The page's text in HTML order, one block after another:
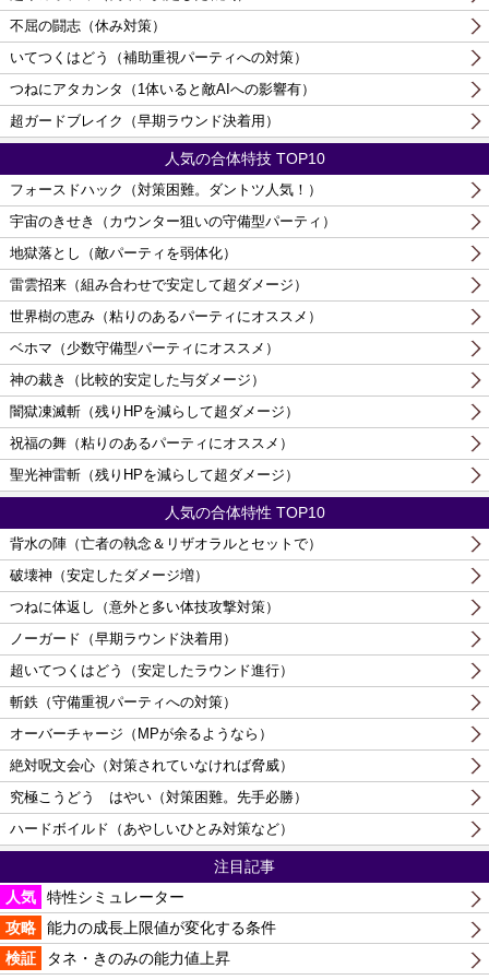
不屈の闘志（休み対策）
いてつくはどう（補助重視パーティへの対策）
つねにアタカンタ（1体いると敵AIへの影響有）
超ガードブレイク（早期ラウンド決着用）
人気の合体特技 TOP10
フォースドハック（対策困難。ダントツ人気！）
宇宙のきせき（カウンター狙いの守備型パーティ）
地獄落とし（敵パーティを弱体化）
雷雲招来（組み合わせで安定して超ダメージ）
世界樹の恵み（粘りのあるパーティにオススメ）
ベホマ（少数守備型パーティにオススメ）
神の裁き（比較的安定した与ダメージ）
闇獄凍滅斬（残りHPを減らして超ダメージ）
祝福の舞（粘りのあるパーティにオススメ）
聖光神雷斬（残りHPを減らして超ダメージ）
人気の合体特性 TOP10
背水の陣（亡者の執念＆リザオラルとセットで）
破壊神（安定したダメージ増）
つねに体返し（意外と多い体技攻撃対策）
ノーガード（早期ラウンド決着用）
超いてつくはどう（安定したラウンド進行）
斬鉄（守備重視パーティへの対策）
オーバーチャージ（MPが余るようなら）
絶対呪文会心（対策されていなければ脅威）
究極こうどう はやい（対策困難。先手必勝）
ハードボイルド（あやしいひとみ対策など）
注目記事
人気
特性シミュレーター
攻略
能力の成長上限値が変化する条件
検証
タネ・きのみの能力値上昇